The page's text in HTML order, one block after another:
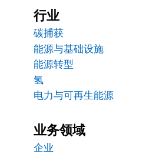
行业
碳捕获
能源与基础设施
能源转型
氢
电力与可再生能源
业务领域
企业